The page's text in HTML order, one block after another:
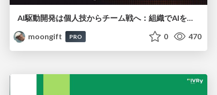
moongift
PRO 0 470